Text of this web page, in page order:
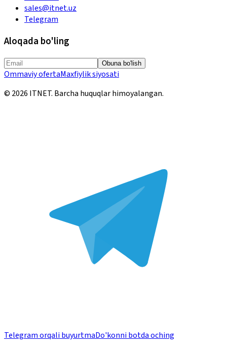
sales@itnet.uz
Telegram
Aloqada bo'ling
Obuna bo'lish
Ommaviy ofertaMaxfiylik siyosati
© 2026 ITNET. Barcha huquqlar himoyalangan.
Telegram orqali buyurtmaDo'konni botda oching